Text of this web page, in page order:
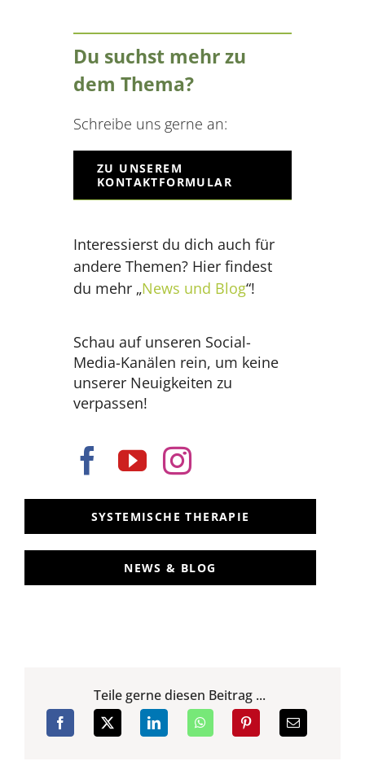
Du suchst mehr zu
dem Thema?
Schreibe uns gerne an:
ZU UNSEREM
KONTAKTFORMULAR
Interessierst du dich auch für
andere Themen? Hier findest
du mehr „News und Blog“!
Schau auf unseren Social-
Media-Kanälen rein, um keine
unserer Neuigkeiten zu
verpassen!
SYSTEMISCHE THERAPIE
NEWS & BLOG
Teile gerne diesen Beitrag ...